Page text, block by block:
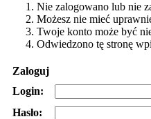
Nie zalogowano lub nie
Możesz nie mieć
Twoje konto może być
Odwiedzono tę stronę
Zaloguj
Login:
Hasło: